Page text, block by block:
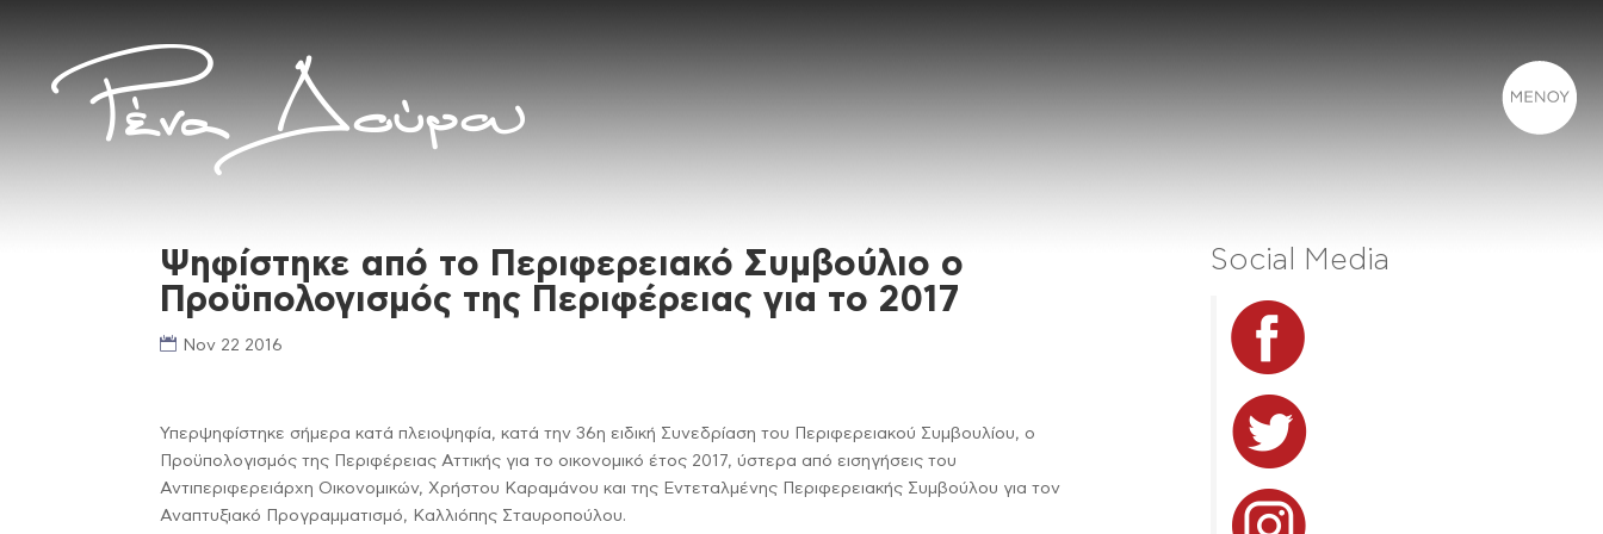
Ψηφίστηκε από το Περιφερειακό Συμβούλιο ο
Προϋπολογισμός της Περιφέρειας για το 2017
Nov 22 2016
Υπερψηφίστηκε σήμερα κατά πλειοψηφία, κατά την 36η ειδική Συνεδρίαση του Περιφερειακού Συμβουλίου, ο
Προϋπολογισμός της Περιφέρειας Αττικής για το οικονομικό έτος 2017, ύστερα από εισηγήσεις του
Αντιπεριφερειάρχη Οικονομικών, Χρήστου Καραμάνου και της Εντεταλμένης Περιφερειακής Συμβούλου για τον
Αναπτυξιακό Προγραμματισμό, Καλλιόπης Σταυροπούλου.
Social Media